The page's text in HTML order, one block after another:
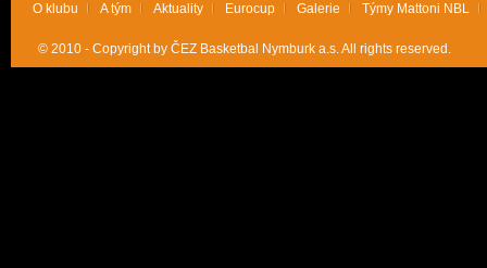
O klubu A tým Aktuality Eurocup Galerie Týmy Mattoni NBL
© 2010 - Copyright by ČEZ Basketbal Nymburk a.s. All rights reserved.